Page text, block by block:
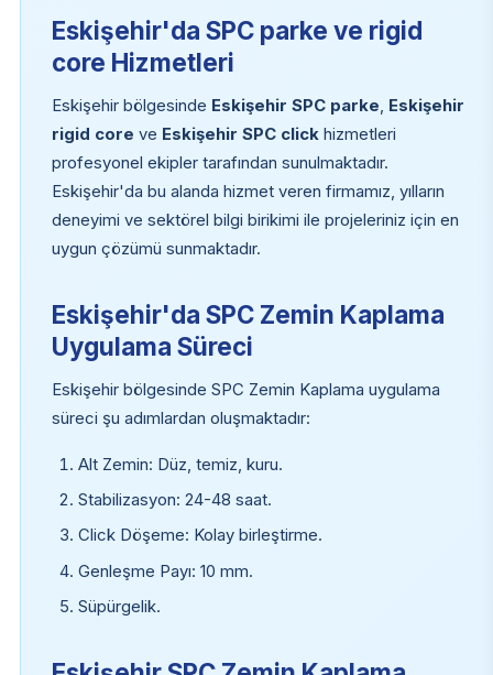
Eskişehir'da SPC parke ve rigid
core Hizmetleri
Eskişehir bölgesinde Eskişehir SPC parke Eskişehir
rigid core ve Eskişehir SPC clickhizmetleri
profesyonel ekipler tarafından sunulmaktadır.
Eskişehir'da bu alanda hizmet veren firmamız, yılların
deneyimi ve sektörel bilgi birikimi ile projeleriniz için en
uygun çözümü sunmaktadır.
Eskişehir'da SPC Zemin Kaplama
Uygulama Süreci
Eskişehir bölgesinde SPC Zemin Kaplama uygulama
süreci şu adımlardan oluşmaktadır:
Alt Zemin: Düz, temiz, kuru.
Stabilizasyon: 24-48 saat.
Click Döşeme: Kolay birleştirme.
Genleşme Payı: 10 mm.
Süpürgelik.